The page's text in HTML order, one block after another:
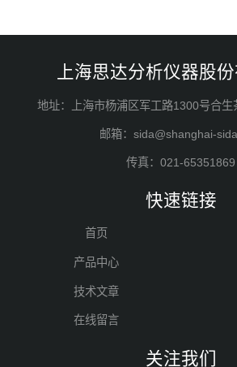
上海思达分析仪器股
地址：上海市杨浦区军工路1300号合
邮箱：sida@shanghai-
传真：021-65351869
快速链接
首页
产品中心
技术文章
在线留言
关注我们